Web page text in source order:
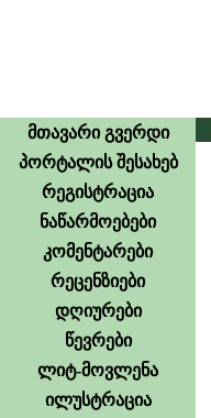
მთავარი გვერდი
პორტალის შესახებ
რეგისტრაცია
ნაწარმოებები
კომენტარები
რეცენზიები
დღიურები
წევრები
ლიტ-მოვლენა
ილუსტრაცია